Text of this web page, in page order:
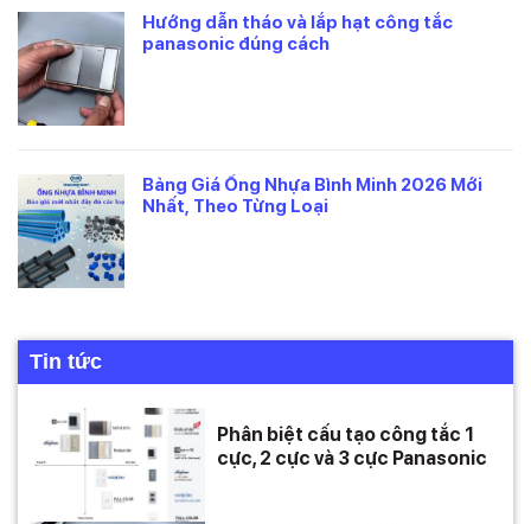
Hướng dẫn tháo và lắp hạt công tắc
panasonic đúng cách
Bảng Giá Ống Nhựa Bình Minh 2026 Mới
Nhất, Theo Từng Loại
Tin tức
Phân biệt cấu tạo công tắc 1
cực, 2 cực và 3 cực Panasonic